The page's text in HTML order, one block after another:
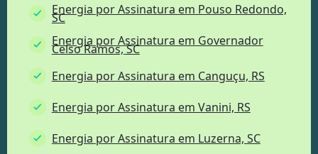
Energia por Assinatura em Pouso Redondo,
SC
Energia por Assinatura em Governador
Celso Ramos, SC
Energia por Assinatura em Canguçu, RS
Energia por Assinatura em Vanini, RS
Energia por Assinatura em Luzerna, SC